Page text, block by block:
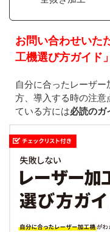
お問い合わせいた
工機選び方ガイド
自分に合ったレーザ
方、導入する時の注
ている方には必読のガ